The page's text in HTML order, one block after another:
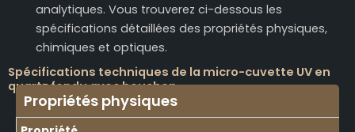
analytiques. Vous trouverez ci-dessous les
spécifications détaillées des propriétés physiques,
chimiques et optiques.
Spécifications techniques de la micro-cuvette UV en
quartz fondu avec bouchon
Propriétés physiques